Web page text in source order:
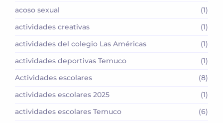
acoso sexual
(1)
actividades creativas
(1)
actividades del colegio Las Américas
(1)
actividades deportivas Temuco
(1)
Actividades escolares
(8)
actividades escolares 2025
(1)
actividades escolares Temuco
(6)